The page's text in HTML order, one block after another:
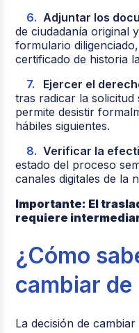
Adjuntar los
de ciudadanía original
formulario
certificado de historia
Ejercer el
tras radicar la
permite desistir
hábiles siguientes.
Verificar la
estado del proceso
canales digitales de la
Importante: El
requiere
¿Cómo
cambiar de
La decisión de